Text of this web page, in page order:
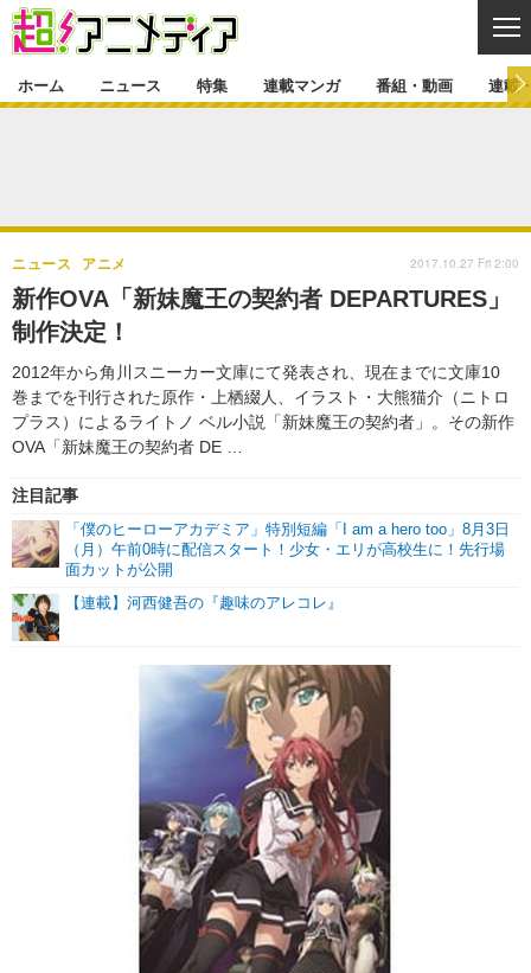
ゲーム・アプリ マンガ
グッズ
声優 コスプレ
舞台 新帝スタ
特集一覧 カバー
ラキりす
連載マンガ
連載マンガ一覧
番組・動画
番組・動画一覧
動画
連載・ブログ
連載・ブログ一覧 コラム
編集部ブログ・お知らせ
ホーム ニュース 特集 連載マンガ 番組・動画 連載
新作OVA「新妹魔王の契約者 DEPARTURES」
制作決定！
2012年から角川スニーカー文庫にて発表され、現在までに文庫10
巻までを刊行された原作・上栖綴人、イラスト・大熊猫介（ニトロ
プラス）によるライトノ ベル小説「新妹魔王の契約者」。その新作
OVA「新妹魔王の契約者 DE …
ニュース アニメ
注目記事
「僕のヒーローアカデミア」特別短編「I am a hero too」8月3日
（月）午前0時に配信スタート！少女・エリが高校生に！先行場
面カットが公開
【連載】河西健吾の『趣味のアレコレ』
2017.10.27 Fri 2:00